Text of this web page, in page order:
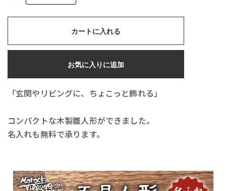
カートに入れる
お気に入りに追加
「玄関やリビングに、ちょこっと飾れる」
コンパクトな木製雛人形ができました。
名入れも無料で承ります。